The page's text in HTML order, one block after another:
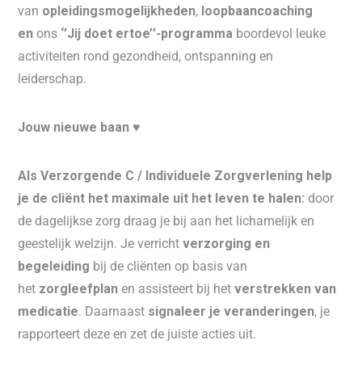
van opleidingsmogelijkheden, loopbaancoaching
enons ‘’Jij doet ertoe’’-programma boordevol leuke
activiteiten rond gezondheid, ontspanning en
leiderschap.
Jouw nieuwe baan ♥
Als Verzorgende C / Individuele Zorgverlening help
je de cliënt het maximale uit het leven te halen: door
de dagelijkse zorg draag je bij aan het lichamelijk en
geestelijk welzijn. Je verrichtverzorging en
begeleiding bij de cliënten op basis van
het zorgleefplan en assisteert bij hetverstrekken van
medicatie. Daarnaast signaleer je veranderingen, je
rapporteert deze en zet de juiste acties uit.